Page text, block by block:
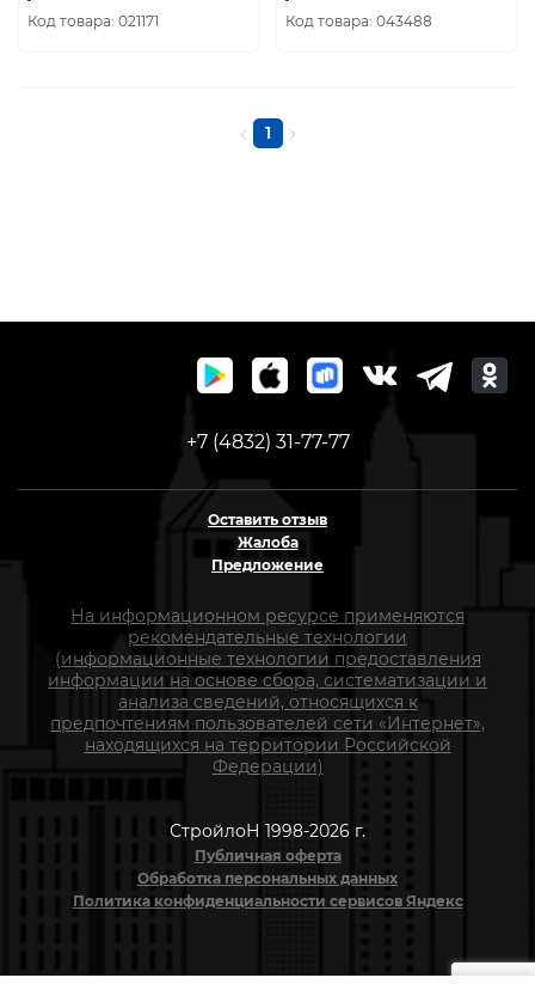
Код товара: 021171 Код товара: 043488
1
+7 (4832) 31-77-77
Оставить отзыв
Жалоба
Предложение
На информационном ресурсе применяются
рекомендательные технологии
(информационные технологии предоставления
информации на основе сбора, систематизации и
анализа сведений, относящихся к
предпочтениям пользователей сети «Интернет»,
находящихся на территории Российской
Федерации)
СтройлоН 1998-2026 г.
Публичная оферта
Обработка персональных данных
Политика конфиденциальности сервисов Яндекс